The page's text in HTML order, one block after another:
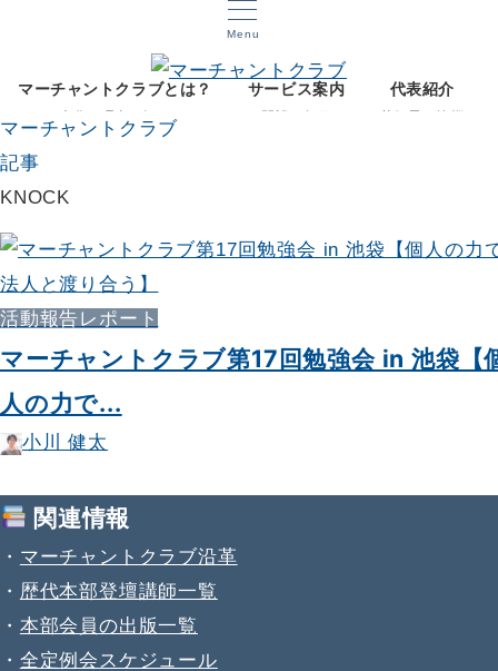
Menu
マーチャントクラブとは？
文化と理念を知る
サービス案内 代表紹介
マーチャントクラブ
記事
KNOCK
活動報告レポート
マーチャントクラブ第17回勉強会 in 池袋【
人の力で...
小川 健太
関連情報
・ マーチャントクラブ沿革
・ 歴代本部登壇講師一覧
・ 本部会員の出版一覧
・ 全定例会スケジュール